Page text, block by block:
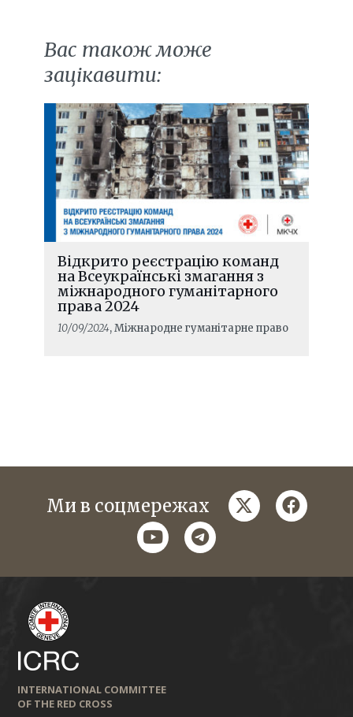
Вас також може
зацікавити:
Відкрито реєстрацію команд
на Всеукраїнські змагання з
міжнародного гуманітарного
права 2024
10/09/2024, Міжнародне гуманітарне право
Ми в соцмережах twitter
youtubetelegram
INTERNATIONAL COMMITTEE
OF THE RED CROSS